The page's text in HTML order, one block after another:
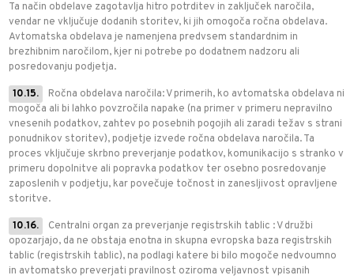
Ta način obdelave zagotavlja hitro potrditev in zaključek naročila,
vendar ne vključuje dodanih storitev, ki jih omogoča ročna obdelava.
Avtomatska obdelava je namenjena predvsem standardnim in
brezhibnim naročilom, kjer ni potrebe po dodatnem nadzoru ali
posredovanju podjetja.
10.15.
Ročna obdelava naročila: V primerih, ko avtomatska obdelava ni
mogoča ali bi lahko povzročila napake (na primer v primeru nepravilno
vnesenih podatkov, zahtev po posebnih pogojih ali zaradi težav s strani
ponudnikov storitev), podjetje izvede ročna obdelava naročila. Ta
proces vključuje skrbno preverjanje podatkov, komunikacijo s stranko v
primeru dopolnitve ali popravka podatkov ter osebno posredovanje
zaposlenih v podjetju, kar povečuje točnost in zanesljivost opravljene
storitve.
10.16.
Centralni organ za preverjanje registrskih tablic : V družbi
opozarjajo, da ne obstaja enotna in skupna evropska baza registrskih
tablic (registrskih tablic), na podlagi katere bi bilo mogoče nedvoumno
in avtomatsko preverjati pravilnost oziroma veljavnost vpisanih